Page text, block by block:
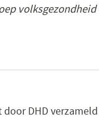
volksgezondheid
DHD verzameld